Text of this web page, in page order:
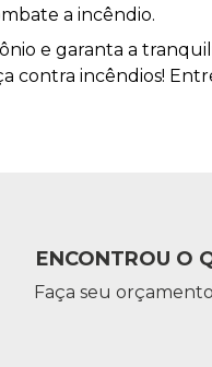
a incêndio.
e garanta a
contra incêndios!
ENCONTROU O
Faça seu